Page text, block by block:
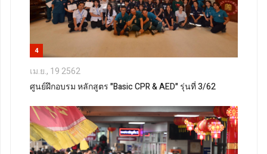
4
เม.ย., 19 2562
ศูนย์ฝึกอบรม หลักสูตร "Basic CPR & AED" รุ่นที่ 3/62